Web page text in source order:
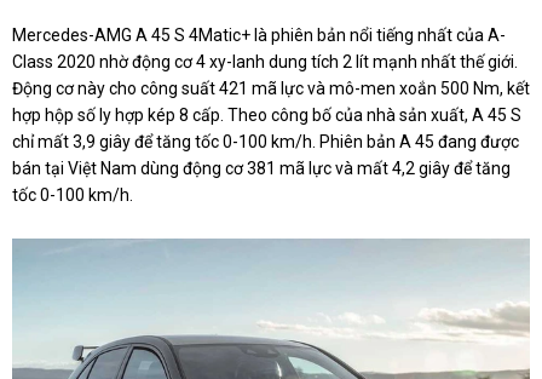
Mercedes-AMG A 45 S 4Matic+ là phiên bản nổi tiếng nhất của A-
Class 2020 nhờ động cơ 4 xy-lanh dung tích 2 lít mạnh nhất thế giới.
Động cơ này cho công suất 421 mã lực và mô-men xoắn 500 Nm, kết
hợp hộp số ly hợp kép 8 cấp. Theo công bố của nhà sản xuất, A 45 S
chỉ mất 3,9 giây để tăng tốc 0-100 km/h. Phiên bản A 45 đang được
bán tại Việt Nam dùng động cơ 381 mã lực và mất 4,2 giây để tăng
tốc 0-100 km/h.